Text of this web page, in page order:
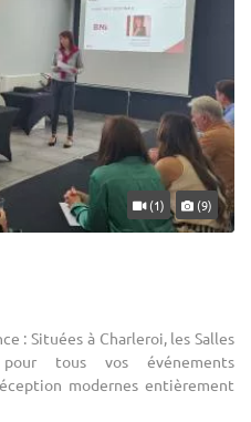
(1) (9)
: Situées à Charleroi, les Salles
tous vos événements
modernes entièrement